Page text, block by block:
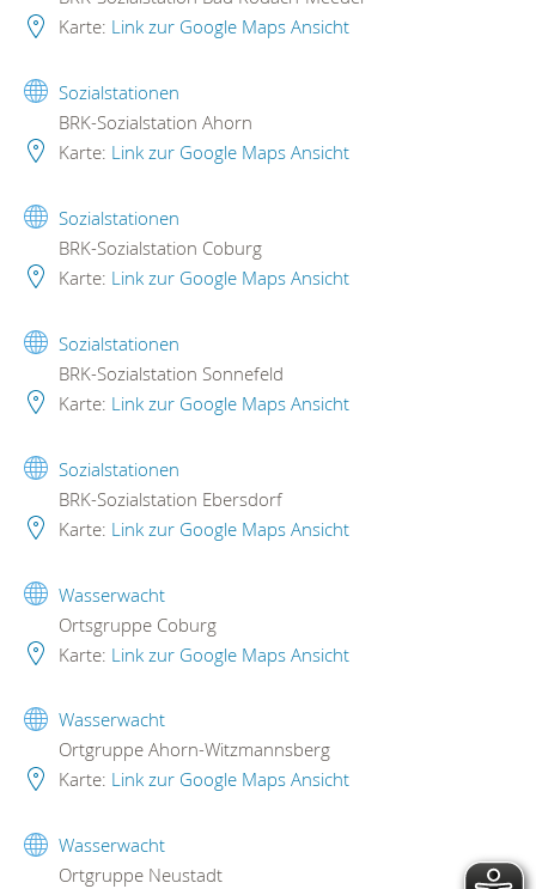
Karte: Link zur Google Maps Ansicht
Sozialstationen
BRK-Sozialstation Ahorn
Karte: Link zur Google Maps Ansicht
Sozialstationen
BRK-Sozialstation Coburg
Karte: Link zur Google Maps Ansicht
Sozialstationen
BRK-Sozialstation Sonnefeld
Karte: Link zur Google Maps Ansicht
Sozialstationen
BRK-Sozialstation Ebersdorf
Karte: Link zur Google Maps Ansicht
Wasserwacht
Ortsgruppe Coburg
Karte: Link zur Google Maps Ansicht
Wasserwacht
Ortgruppe Ahorn-Witzmannsberg
Karte: Link zur Google Maps Ansicht
Wasserwacht
Ortgruppe Neustadt